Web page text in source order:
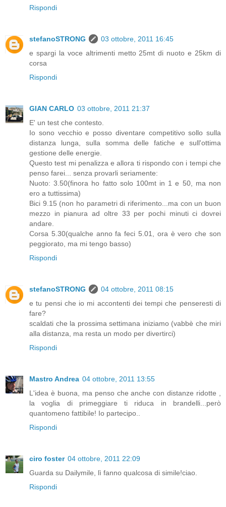
Rispondi
stefanoSTRONG
03 ottobre, 2011 16:45
e spargi la voce altrimenti metto 25mt di nuoto e 25km di
corsa
Rispondi
GIAN CARLO 03 ottobre, 2011 21:37
E' un test che contesto.
Io sono vecchio e posso diventare competitivo sollo sulla
distanza lunga, sulla somma delle fatiche e sull'ottima
gestione delle energie.
Questo test mi penalizza e allora ti rispondo con i tempi che
penso farei... senza provarli seriamente:
Nuoto: 3.50(finora ho fatto solo 100mt in 1 e 50, ma non
ero a tuttissima)
Bici 9.15 (non ho parametri di riferimento...ma con un buon
mezzo in pianura ad oltre 33 per pochi minuti ci dovrei
andare.
Corsa 5.30(qualche anno fa feci 5.01, ora è vero che son
peggiorato, ma mi tengo basso)
Rispondi
stefanoSTRONG
04 ottobre, 2011 08:15
e tu pensi che io mi accontenti dei tempi che penseresti di
fare?
scaldati che la prossima settimana iniziamo (vabbè che miri
alla distanza, ma resta un modo per divertirci)
Rispondi
Mastro Andrea 04 ottobre, 2011 13:55
L'idea è buona, ma penso che anche con distanze ridotte ,
la voglia di primeggiare ti riduca in brandelli...però
quantomeno fattibile! Io partecipo..
Rispondi
ciro foster 04 ottobre, 2011 22:09
Guarda su Dailymile, lì fanno qualcosa di simile!ciao.
Rispondi